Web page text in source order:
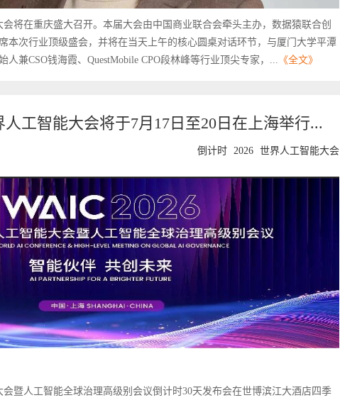
将在重庆盛大召开。本届大会由中国商业联合会牵头主办，数据猿联合创
本次行业顶级盛会，并将在当天上午的核心圆桌对话环节，与厦门大学平潭
兼CSO钱海霞、QuestMobile CPO段林峰等行业顶尖专家，... 《全文》
人工智能大会将于7月17日至20日在上海举行...
倒计时 2026 世界人工智能大会
会暨人工智能全球治理高级别会议倒计时30天发布会在世博滨江大酒店四季